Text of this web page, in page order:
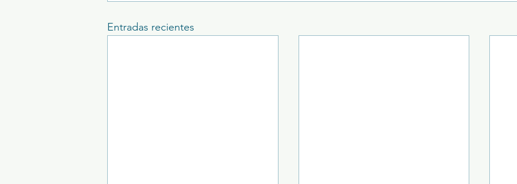
Entradas recientes